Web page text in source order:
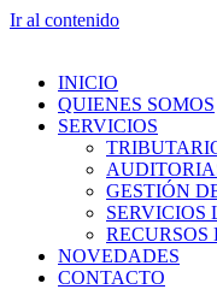
Ir al contenido
INICIO
QUIENES SOMOS
SERVICIOS
GESTIÓN
SERVICIOS
NOVEDADES
CONTACTO